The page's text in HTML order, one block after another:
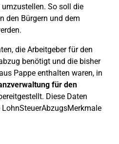
So soll die
den Bürgern und dem
die Arbeitgeber für den
benötigt und die bisher
Pappe enthalten waren, in
für den
Diese Daten